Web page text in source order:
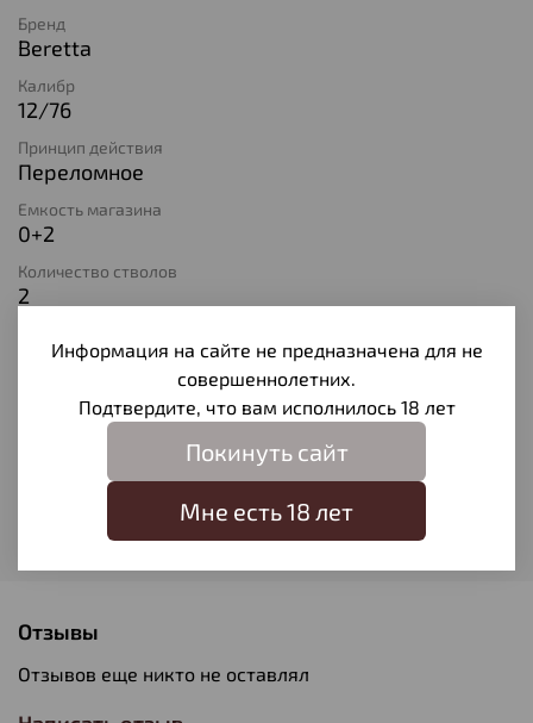
Бренд
Beretta
Калибр
12/76
Принцип действия
Переломное
Емкость магазина
0+2
Количество стволов
2
Оружейная сталь
686 Silver Pigeon | MY19
Отзывы
Отзывов еще никто не оставлял
Информация на сайте не предназначена для не
совершеннолетних.
Подтвердите, что вам исполнилось 18 лет
Покинуть сайт
Мне есть 18 лет